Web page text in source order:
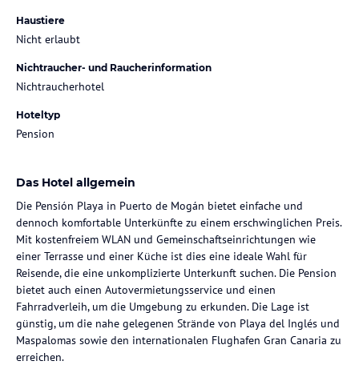
Haustiere
Nicht erlaubt
Nichtraucher- und Raucherinformation
Nichtraucherhotel
Hoteltyp
Pension
Das Hotel allgemein
Die Pensión Playa in Puerto de Mogán bietet einfache und
dennoch komfortable Unterkünfte zu einem erschwinglichen Preis.
Mit kostenfreiem WLAN und Gemeinschaftseinrichtungen wie
einer Terrasse und einer Küche ist dies eine ideale Wahl für
Reisende, die eine unkomplizierte Unterkunft suchen. Die Pension
bietet auch einen Autovermietungsservice und einen
Fahrradverleih, um die Umgebung zu erkunden. Die Lage ist
günstig, um die nahe gelegenen Strände von Playa del Inglés und
Maspalomas sowie den internationalen Flughafen Gran Canaria zu
erreichen.